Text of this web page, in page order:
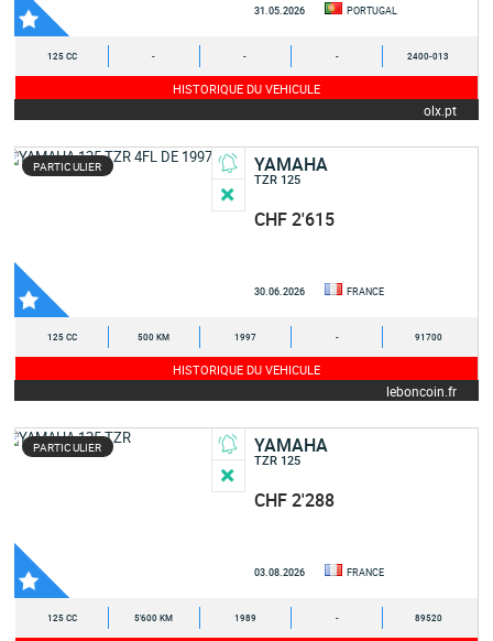
31.05.2026 PORTUGAL
125 CC - - - 2400-013
HISTORIQUE DU VEHICULE
olx.pt
PARTICULIER YAMAHA
TZR 125
CHF 2'615
30.06.2026 FRANCE
125 CC 500 KM 1997 - 91700
HISTORIQUE DU VEHICULE
leboncoin.fr
PARTICULIER YAMAHA
TZR 125
CHF 2'288
03.08.2026 FRANCE
125 CC 5'600 KM 1989 - 89520